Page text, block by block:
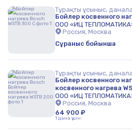
Тұрақты ұсыныс,
Бойлер косвенного
ООО «ИЦ
Россия, Москва
Сұраныс бойынша
Тұрақты ұсыныс,
Бойлер косвенного
косвенного нагрева
ООО «ИЦ
Россия, Москва
64 900 ₽
1 дана үшін